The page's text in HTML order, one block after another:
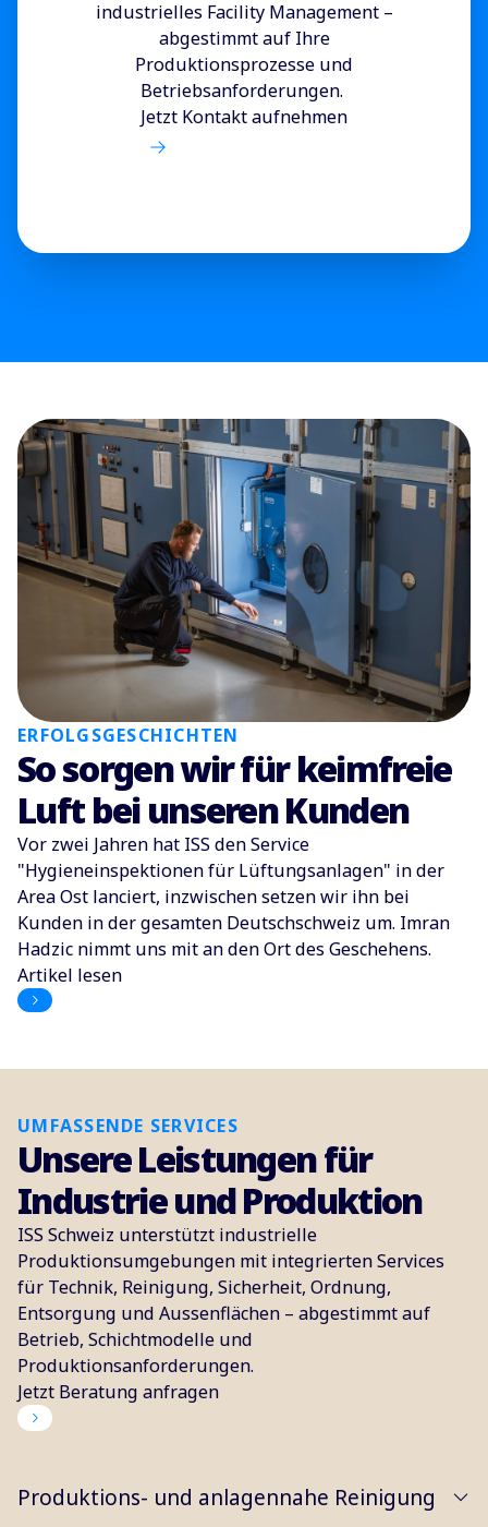
industrielles Facility Management –
abgestimmt auf Ihre
Produktionsprozesse und
Betriebsanforderungen.
Jetzt Kontakt aufnehmen
ERFOLGSGESCHICHTEN
So sorgen wir für keimfreie
Luft bei unseren Kunden
Vor zwei Jahren hat ISS den Service
"Hygieneinspektionen für Lüftungsanlagen" in der
Area Ost lanciert, inzwischen setzen wir ihn bei
Kunden in der gesamten Deutschschweiz um. Imran
Hadzic nimmt uns mit an den Ort des Geschehens.
Artikel lesen
UMFASSENDE SERVICES
Unsere Leistungen für
Industrie und Produktion
ISS Schweiz unterstützt industrielle
Produktionsumgebungen mit integrierten Services
für Technik, Reinigung, Sicherheit, Ordnung,
Entsorgung und Aussenflächen – abgestimmt auf
Betrieb, Schichtmodelle und
Produktionsanforderungen.
Jetzt Beratung anfragen
Produktions- und anlagennahe Reinigung